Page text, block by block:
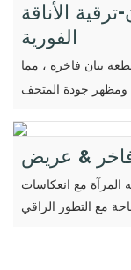
الأناقة
الفورية
بيان فاخرة ، مما
& عريض
المرآة مع انعكاسات